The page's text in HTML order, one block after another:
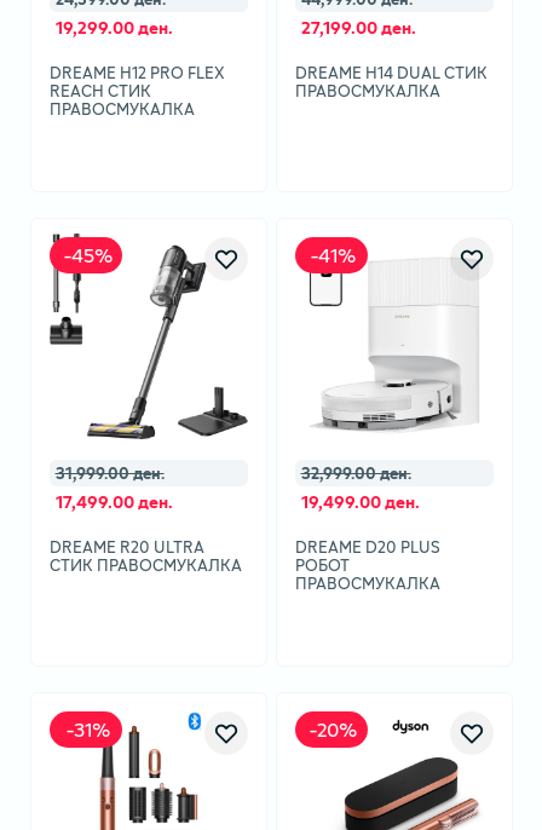
19,299.00 ден.
DREAME H12 PRO FLEX
REACH СТИК
ПРАВОСМУКАЛКА
27,199.00 ден.
DREAME H14 DUAL СТИК
ПРАВОСМУКАЛКА
-45%
31,999.00 ден.
17,499.00 ден.
DREAME R20 ULTRA
СТИК ПРАВОСМУКАЛКА
-41%
32,999.00 ден.
19,499.00 ден.
DRЕАМЕ D20 PLUS
РОБОТ
ПРАВОСМУКАЛКА
-31% -20%